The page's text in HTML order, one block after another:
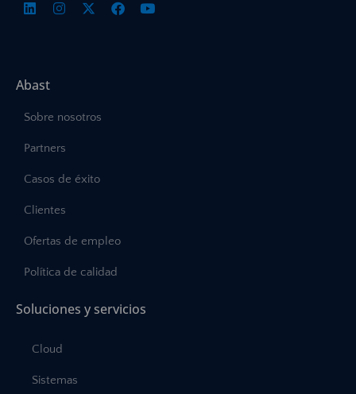
Abast
Sobre nosotros
Partners
Casos de éxito
Clientes
Ofertas de empleo
Política de calidad
Soluciones y servicios
Cloud
Sistemas